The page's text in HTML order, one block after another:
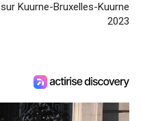
sur Kuurne-Bruxelles-Kuurne
2023